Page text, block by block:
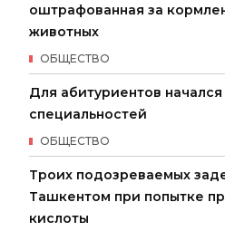
оштрафованная за
животных
ОБЩЕСТВО
Для абитуриентов
специальностей
ОБЩЕСТВО
Троих подозреваемых
Ташкентом при попытке
кислоты